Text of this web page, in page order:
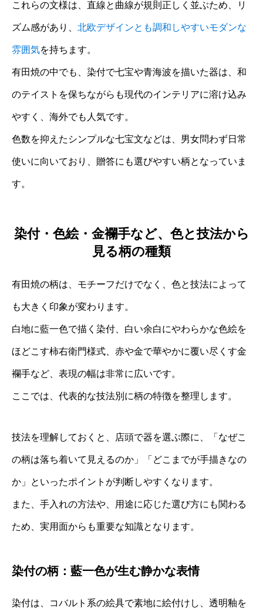
これらの文様は、直線と曲線が規則正しく並ぶため、リ
ズム感があり、 北欧デザインとも調和しやすいモダンな
雰囲気を持ちます。
有田焼の中でも、染付で七宝や青海波を描いた器は、和
のテイストを保ちながらも現代のインテリアに溶け込み
やすく、海外でも人気です。
色数を抑えたシンプルな七宝文などは、男女問わず日常
使いに向いており、贈答にも選びやすい柄となっていま
す。
染付・色絵・金襴手など、色と技法から
見る柄の種類
有田焼の柄は、モチーフだけでなく、色と技法によって
も大きく印象が変わります。
白地に藍一色で描く染付、白い余白にやわらかな色絵を
ほどこす柿右衛門様式、赤や金で華やかに覆い尽くす金
襴手など、表現の幅は非常に広いです。
ここでは、代表的な技法別に柄の特徴を整理します。
技法を理解しておくと、店頭で器を選ぶ際に、「なぜこ
の柄は落ち着いて見えるのか」「どこまでが手描きなの
か」といったポイントが判断しやすくなります。
また、手入れの方法や、用途に応じた選び方にも関わる
ため、実用面からも重要な知識となります。
染付の柄：藍一色が生む静かな表情
染付は、コバルト系の絵具で素地に絵付けし、透明釉を